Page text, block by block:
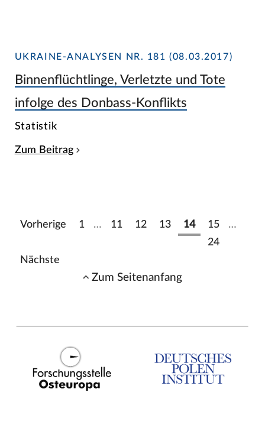
UKRAINE-ANALYSEN NR. 181 (08.03.2017)
Binnenflüchtlinge, Verletzte und Tote
infolge des Donbass-Konflikts
Statistik
Zum Beitrag
Vorherige 1 … 11 12 13 14 15
…
24
Nächste
Zum Seitenanfang